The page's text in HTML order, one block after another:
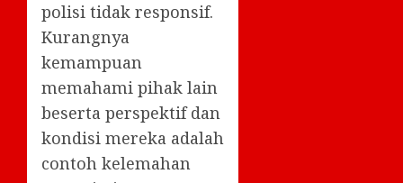
polisi tidak responsif.
Kurangnya
kemampuan
memahami pihak lain
beserta perspektif dan
kondisi mereka adalah
contoh kelemahan